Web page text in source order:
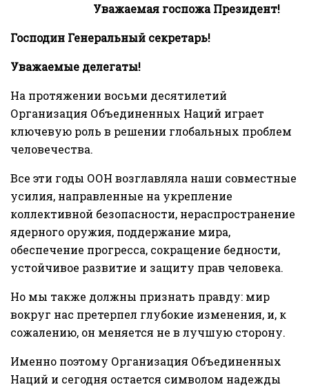
Уважаемая госпожа Президент!
Господин Генеральный секретарь!
Уважаемые делегаты!
На протяжении восьми десятилетий
Организация Объединенных Наций играет
ключевую роль в решении глобальных проблем
человечества.
Все эти годы ООН возглавляла наши совместные
усилия, направленные на укрепление
коллективной безопасности, нераспространение
ядерного оружия, поддержание мира,
обеспечение прогресса, сокращение бедности,
устойчивое развитие и защиту прав человека.
Но мы также должны признать правду: мир
вокруг нас претерпел глубокие изменения, и, к
сожалению, он меняется не в лучшую сторону.
Именно поэтому Организация Объединенных
Наций и сегодня остается символом надежды